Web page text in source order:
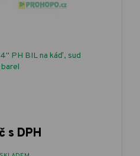
PH BIL na káď, sud
barel
s DPH